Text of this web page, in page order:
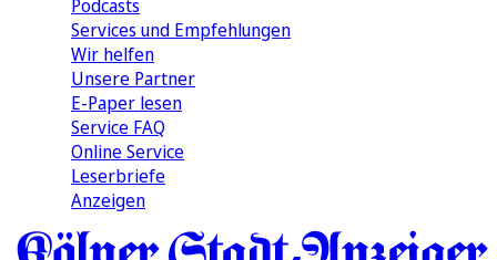
Podcasts
Services und Empfehlungen
Wir helfen
Unsere Partner
E-Paper lesen
Service FAQ
Online Service
Leserbriefe
Anzeigen